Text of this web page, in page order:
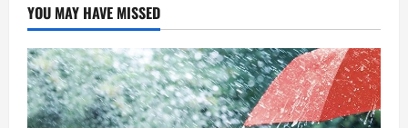
YOU MAY HAVE MISSED